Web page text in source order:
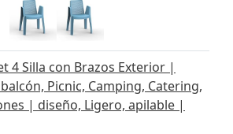
4 Silla con Brazos Exterior |
Picnic, Camping, Catering,
| diseño, Ligero, apilable |